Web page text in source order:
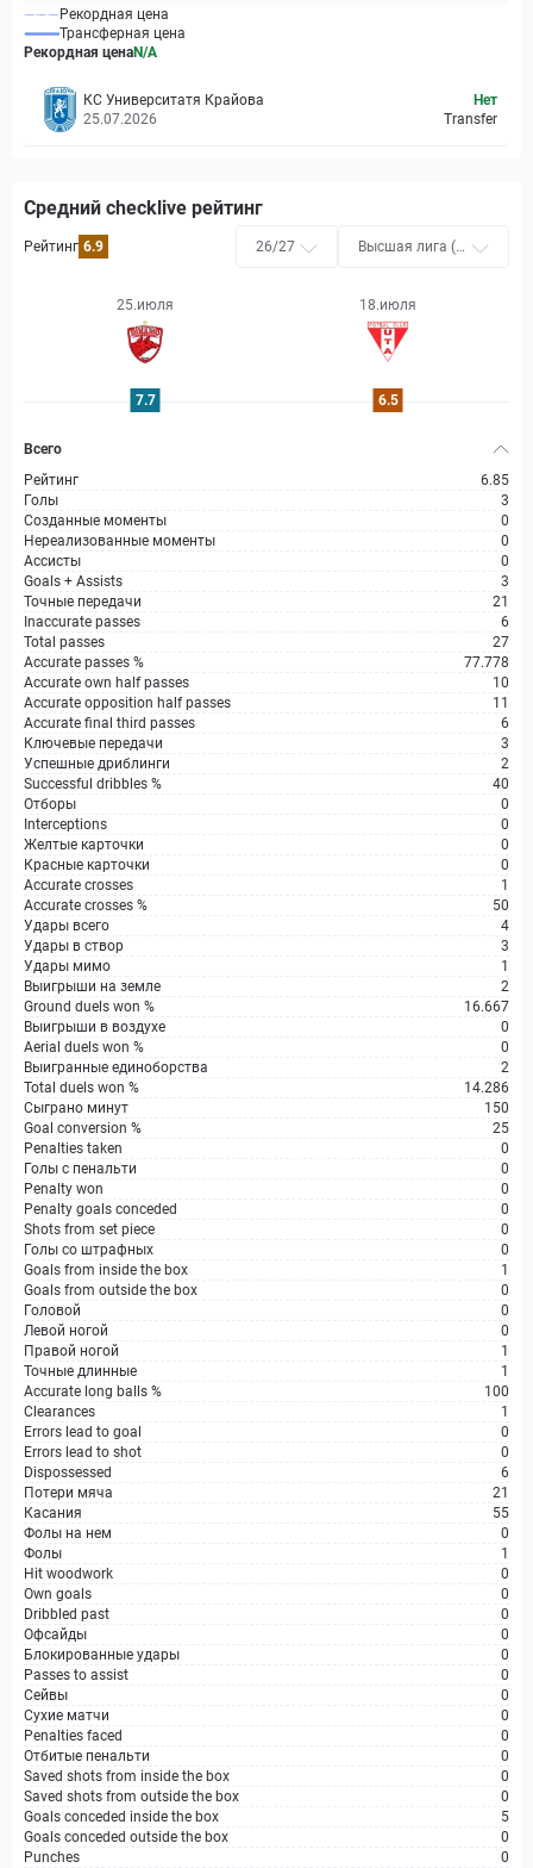
Рекордная цена
Трансферная цена
Рекордная ценаN/A
КС Университатя Крайова
25.07.2026
Нет
Transfer
Средний checklive рейтинг
Рейтинг 6.9 26/27
Высшая лига (Л
25.июля 18.июля
7.7 6.5
Всего
Рейтинг
6.85
Голы
3
Созданные моменты
0
Нереализованные моменты
0
Ассисты
0
Goals + Assists
3
Точные передачи
21
Inaccurate passes
6
Total passes
27
Accurate passes %
77.778
Accurate own half passes
10
Accurate opposition half passes
11
Accurate final third passes
6
Ключевые передачи
3
Успешные дриблинги
2
Successful dribbles %
40
Отборы
0
Interceptions
0
Желтые карточки
0
Красные карточки
0
Accurate crosses
1
Accurate crosses %
50
Удары всего
4
Удары в створ
3
Удары мимо
1
Выигрыши на земле
2
Ground duels won %
16.667
Выигрыши в воздухе
0
Aerial duels won %
0
Выигранные единоборства
2
Total duels won %
14.286
Сыграно минут
150
Goal conversion %
25
Penalties taken
0
Голы с пенальти
0
Penalty won
0
Penalty goals conceded
0
Shots from set piece
0
Голы со штрафных
0
Goals from inside the box
1
Goals from outside the box
0
Головой
0
Левой ногой
0
Правой ногой
1
Точные длинные
1
Accurate long balls %
100
Clearances
1
Errors lead to goal
0
Errors lead to shot
0
Dispossessed
6
Потери мяча
21
Касания
55
Фолы на нем
0
Фолы
1
Hit woodwork
0
Own goals
0
Dribbled past
0
Офсайды
0
Блокированные удары
0
Passes to assist
0
Сейвы
0
Сухие матчи
0
Penalties faced
0
Отбитые пенальти
0
Saved shots from inside the box
0
Saved shots from outside the box
0
Goals conceded inside the box
5
Goals conceded outside the box
0
Punches
0